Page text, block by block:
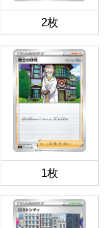
2枚
1枚